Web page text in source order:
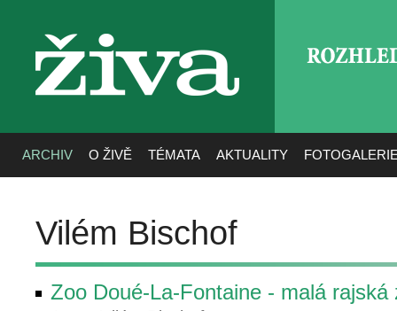
živa
ARCHIV O ŽIVĚ TÉMATA AKTUALITY
Vilém Bischof
Zoo Doué-La-Fontaine - malá rajská